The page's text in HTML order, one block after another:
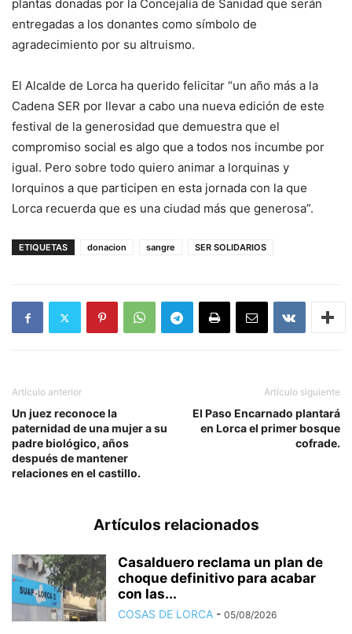
plantas donadas por la Concejalía de Sanidad que serán
entregadas a los donantes como símbolo de
agradecimiento por su altruismo.
El Alcalde de Lorca ha querido felicitar “un año más a la
Cadena SER por llevar a cabo una nueva edición de este
festival de la generosidad que demuestra que el
compromiso social es algo que a todos nos incumbe por
igual. Pero sobre todo quiero animar a lorquinas y
lorquinos a que participen en esta jornada con la que
Lorca recuerda que es una ciudad más que generosa”.
ETIQUETAS donacion sangre SER SOLIDARIOS
Artículo anterior
Un juez reconoce la
paternidad de una mujer a su
padre biológico, años
después de mantener
relaciones en el castillo.
Artículo siguiente
El Paso Encarnado plantará
en Lorca el primer bosque
cofrade.
Artículos relacionados
Casalduero reclama un plan de
choque definitivo para acabar
con las...
COSAS DE LORCA - 05/08/2026